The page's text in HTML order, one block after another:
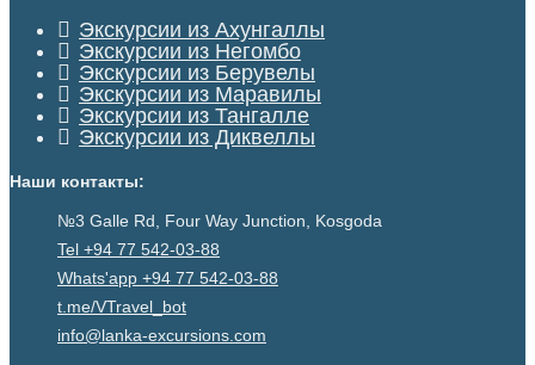
Экскурсии из Ахунгаллы
Экскурсии из Негомбо
Экскурсии из Берувелы
Экскурсии из Маравилы
Экскурсии из Тангалле
Экскурсии из Диквеллы
Наши контакты:
№3 Galle Rd, Four Way Junction, Kosgoda
Tel +94 77 542-03-88
Whats'app +94 77 542-03-88
t.me/VTravel_bot
info@lanka-excursions.com